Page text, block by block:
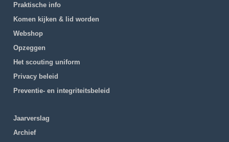
Praktische info
Komen kijken & lid worden
Webshop
Opzeggen
Het scouting uniform
Privacy beleid
Preventie- en integriteitsbeleid
Jaarverslag
Archief